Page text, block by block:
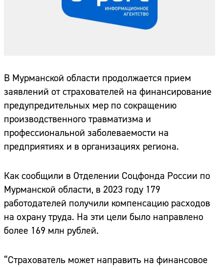
В Мурманской области продолжается прием
заявлений от страхователей на финансирование
предупредительных мер по сокращению
производственного травматизма и
профессиональной заболеваемости на
предприятиях и в организациях региона.
Как сообщили в Отделении Соцфонда России по
Мурманской области, в 2023 году 179
работодателей получили компенсацию расходов
на охрану труда. На эти цели было направлено
более 169 млн рублей.
“Страхователь может направить на финансовое